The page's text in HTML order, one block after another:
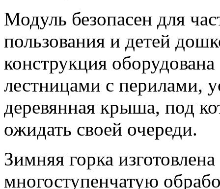
Модуль безопасен для
пользования и детей
конструкция
лестницами с перилами,
деревянная крыша, под
ожидать своей очереди.
Зимняя горка
многоступенчатую